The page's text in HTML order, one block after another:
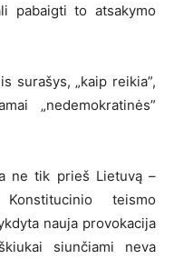
pabaigti to atsakymo
surašys, „kaip reikia”,
„nedemokratinės”
ne tik prieš Lietuvą –
teismo
nauja provokacija
siunčiami neva